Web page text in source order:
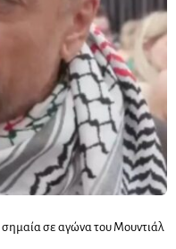
σε αγώνα του Μουντιάλ